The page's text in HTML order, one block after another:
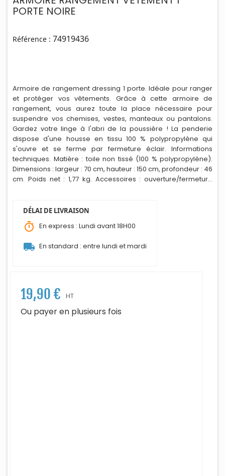
PORTE NOIRE
Référence : 74919436
Armoire de rangement dressing 1 porte. Idéale pour ranger
et protéger vos vêtements. Grâce à cette armoire de
rangement, vous aurez toute la place nécessaire pour
suspendre vos chemises, vestes, manteaux ou pantalons.
Gardez votre linge à l'abri de la poussière ! La penderie
dispose d'une housse en tissu 100 % polypropylène qui
s'ouvre et se ferme par fermeture éclair. Informations
techniques. Matière : toile non tissé (100 % polypropylène).
Dimensions : largeur : 70 cm, hauteur : 150 cm, profondeur : 46
cm. Poids net : 1,77 kg. Accessoires : ouverture/fermeture
DÉLAI DE LIVRAISON
timer En express : Lundi avant 18H00
local_shipping En standard : entre lundi et mardi
19,90 € HT
Ou payer en plusieurs fois